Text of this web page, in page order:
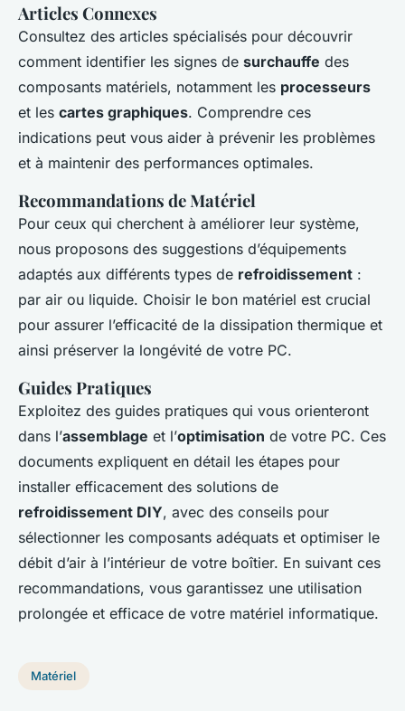
Articles Connexes
Consultez des articles spécialisés pour découvrir
comment identifier les signes de surchauffe des
composants matériels, notamment les processeurs
et les cartes graphiques. Comprendre ces
indications peut vous aider à prévenir les problèmes
et à maintenir des performances optimales.
Recommandations de Matériel
Pour ceux qui cherchent à améliorer leur système,
nous proposons des suggestions d’équipements
adaptés aux différents types de refroidissement :
par air ou liquide. Choisir le bon matériel est crucial
pour assurer l’efficacité de la dissipation thermique et
ainsi préserver la longévité de votre PC.
Guides Pratiques
Exploitez des guides pratiques qui vous orienteront
dans l’assemblage et l’optimisation de votre PC. Ces
documents expliquent en détail les étapes pour
installer efficacement des solutions de
refroidissement DIY, avec des conseils pour
sélectionner les composants adéquats et optimiser le
débit d’air à l’intérieur de votre boîtier. En suivant ces
recommandations, vous garantissez une utilisation
prolongée et efficace de votre matériel informatique.
Matériel